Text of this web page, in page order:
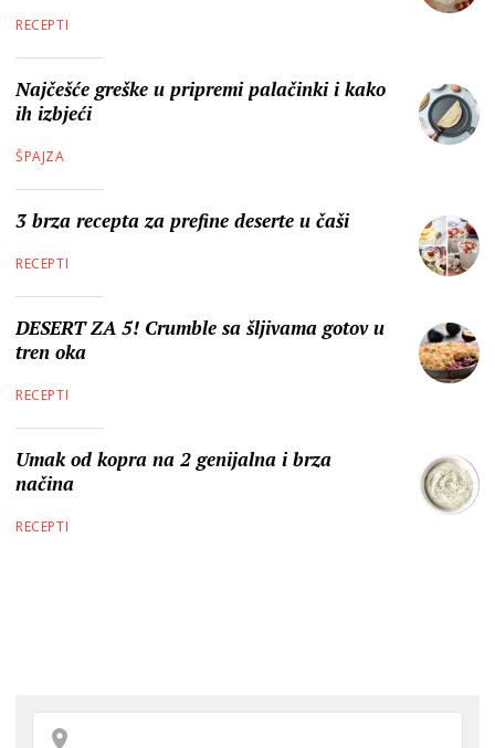
RECEPTI
Najčešće greške u pripremi palačinki i kako
ih izbjeći
ŠPAJZA
3 brza recepta za prefine deserte u čaši
RECEPTI
DESERT ZA 5! Crumble sa šljivama gotov u
tren oka
RECEPTI
Umak od kopra na 2 genijalna i brza
načina
RECEPTI